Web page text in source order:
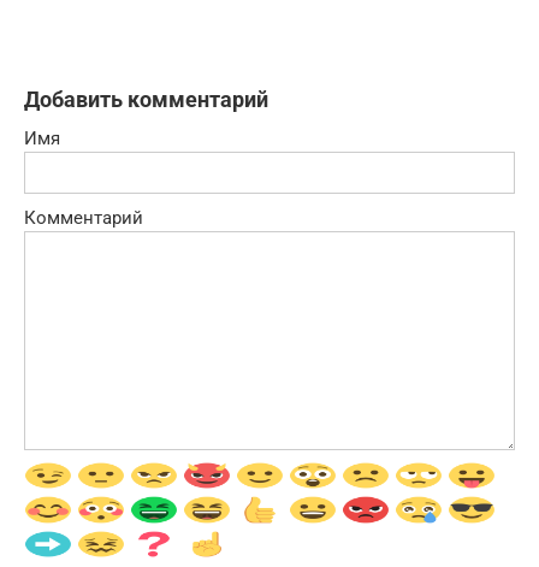
Добавить комментарий
Имя
Комментарий